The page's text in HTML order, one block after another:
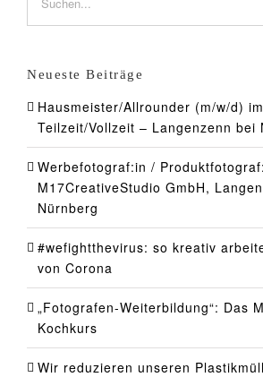
nach:
Neueste Beiträge
Hausmeister/Allrounder (m/w/d)
Teilzeit/Vollzeit – Langenzenn bei
Werbefotograf:in /
M17CreativeStudio GmbH,
Nürnberg
#wefightthevirus: so kreativ
von Corona
„Fotografen-Weiterbildung“: Das
Kochkurs
Wir reduzieren unseren